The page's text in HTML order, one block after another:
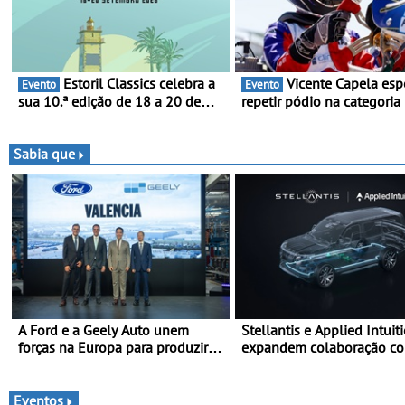
Evento
sua 10.ª edição de 18 a 20 de
Evento
repetir pódio na categoria
melhores na 2.ª ronda da
Portugal 2026
Sabia que
A Ford e a Geely Auto unem
forças na Europa para produzir
Stellantis e Applied
expandem colaboração
Eventos